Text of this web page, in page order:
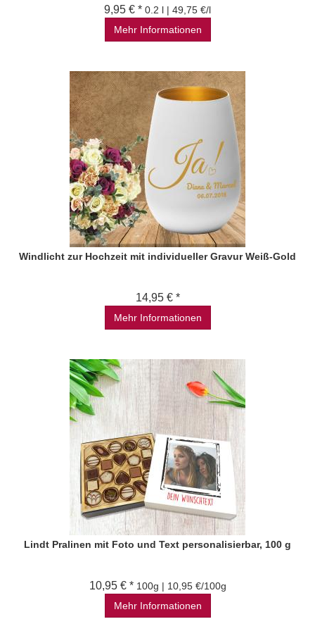
9,95 € * 0.2 l | 49,75 €/l
Mehr Informationen
Windlicht zur Hochzeit mit individueller Gravur Weiß-Gold
14,95 € *
Mehr Informationen
Lindt Pralinen mit Foto und Text personalisierbar, 100 g
10,95 € * 100g | 10,95 €/100g
Mehr Informationen